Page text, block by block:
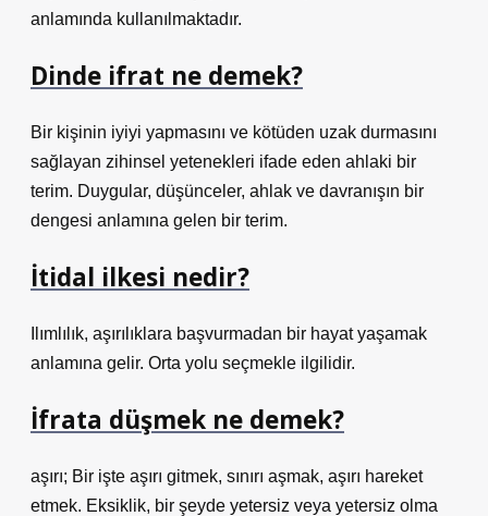
anlamında kullanılmaktadır.
Dinde ifrat ne demek?
Bir kişinin iyiyi yapmasını ve kötüden uzak durmasını
sağlayan zihinsel yetenekleri ifade eden ahlaki bir
terim. Duygular, düşünceler, ahlak ve davranışın bir
dengesi anlamına gelen bir terim.
İtidal ilkesi nedir?
Ilımlılık, aşırılıklara başvurmadan bir hayat yaşamak
anlamına gelir. Orta yolu seçmekle ilgilidir.
İfrata düşmek ne demek?
aşırı; Bir işte aşırı gitmek, sınırı aşmak, aşırı hareket
etmek. Eksiklik, bir şeyde yetersiz veya yetersiz olma